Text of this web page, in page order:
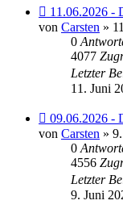
Neuer
Beitrag
11.06.2026 -
von Carsten »
0
4077
Letzter
11. Juni
Neuer
Beitrag
09.06.2026 -
von Carsten »
0
4556
Letzter
9. Juni